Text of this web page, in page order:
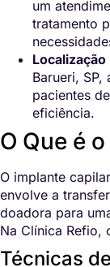
um
tratamento
Barueri,
pacientes
eficiência.
O Que é
O implante
envolve a
doadora para
Na Clínica Refio,
Técnicas